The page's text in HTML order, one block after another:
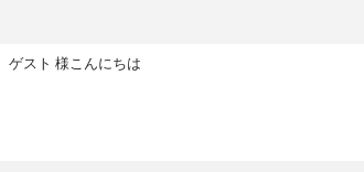
ゲスト 様こんにちは